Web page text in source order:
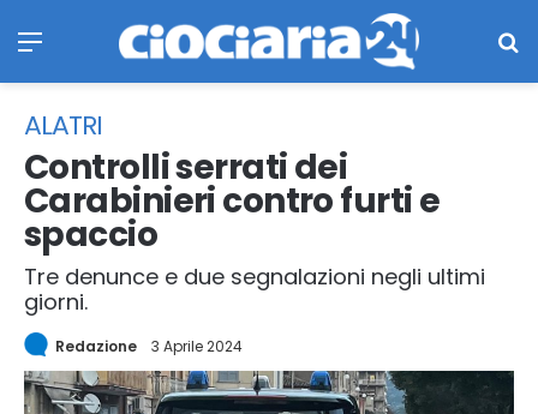
ALATRI
Controlli serrati dei
Carabinieri contro furti e
spaccio
Tre denunce e due segnalazioni negli ultimi
giorni.
Redazione 3 Aprile 2024